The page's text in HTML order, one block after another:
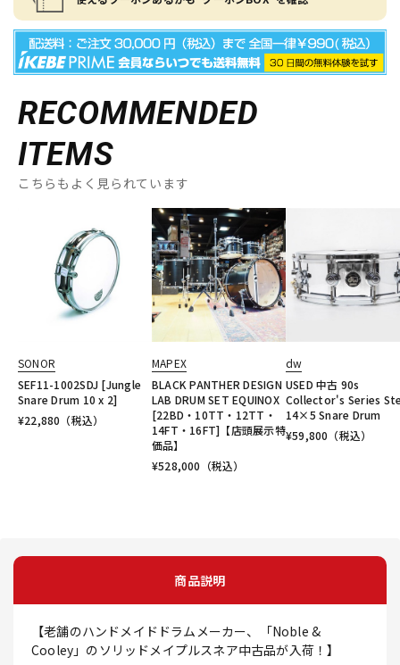
RECOMMENDED
ITEMS
こちらもよく見られています
SONOR
SEF11-1002SDJ [Jungle
Snare Drum 10 x 2]
¥22,880 （税込）
MAPEX
BLACK PANTHER DESIGN
LAB DRUM SET EQUINOX
[22BD・10TT・12TT・
14FT・16FT]【店頭展示特
価品】
¥528,000 （税込）
dw
USED 中古 90s
Collector's Series
14×5 Snare Drum
¥59,800 （税込）
商品説明
【老舗のハンドメイドドラムメーカー、「Noble &
Cooley」のソリッドメイプルスネア中古品が入荷！】